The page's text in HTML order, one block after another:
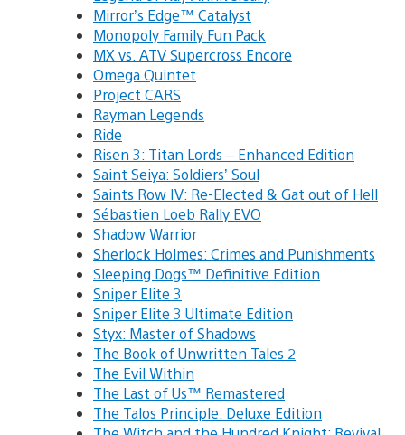
Mirror’s Edge™ Catalyst
Monopoly Family Fun Pack
MX vs. ATV Supercross Encore
Omega Quintet
Project CARS
Rayman Legends
Ride
Risen 3: Titan Lords – Enhanced Edition
Saint Seiya: Soldiers’ Soul
Saints Row IV: Re-Elected & Gat out of Hell
Sébastien Loeb Rally EVO
Shadow Warrior
Sherlock Holmes: Crimes and Punishments
Sleeping Dogs™ Definitive Edition
Sniper Elite 3
Sniper Elite 3 Ultimate Edition
Styx: Master of Shadows
The Book of Unwritten Tales 2
The Evil Within
The Last of Us™ Remastered
The Talos Principle: Deluxe Edition